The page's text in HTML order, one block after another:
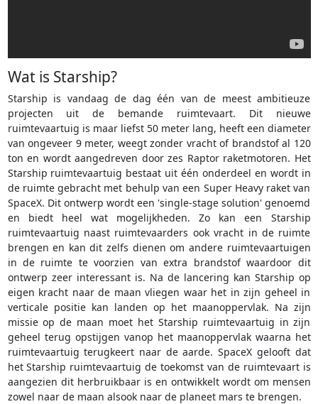
Wat is Starship?
Starship is vandaag de dag één van de meest ambitieuze
projecten uit de bemande ruimtevaart. Dit nieuwe
ruimtevaartuig is maar liefst 50 meter lang, heeft een diameter
van ongeveer 9 meter, weegt zonder vracht of brandstof al 120
ton en wordt aangedreven door zes Raptor raketmotoren. Het
Starship ruimtevaartuig bestaat uit één onderdeel en wordt in
de ruimte gebracht met behulp van een Super Heavy raket van
SpaceX. Dit ontwerp wordt een 'single-stage solution' genoemd
en biedt heel wat mogelijkheden. Zo kan een Starship
ruimtevaartuig naast ruimtevaarders ook vracht in de ruimte
brengen en kan dit zelfs dienen om andere ruimtevaartuigen
in de ruimte te voorzien van extra brandstof waardoor dit
ontwerp zeer interessant is. Na de lancering kan Starship op
eigen kracht naar de maan vliegen waar het in zijn geheel in
verticale positie kan landen op het maanoppervlak. Na zijn
missie op de maan moet het Starship ruimtevaartuig in zijn
geheel terug opstijgen vanop het maanoppervlak waarna het
ruimtevaartuig terugkeert naar de aarde. SpaceX gelooft dat
het Starship ruimtevaartuig de toekomst van de ruimtevaart is
aangezien dit herbruikbaar is en ontwikkelt wordt om mensen
zowel naar de maan alsook naar de planeet mars te brengen.